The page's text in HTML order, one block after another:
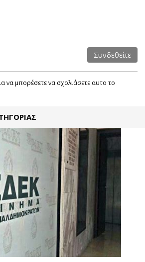
Συνδεθείτε
να μπορέσετε να σχολιάσετε αυτο το